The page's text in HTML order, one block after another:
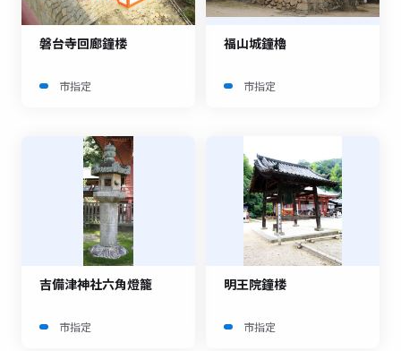
磐台寺回廊鐘楼
市指定
福山城鐘櫓
市指定
吉備津神社六角燈籠
市指定
明王院鐘楼
市指定